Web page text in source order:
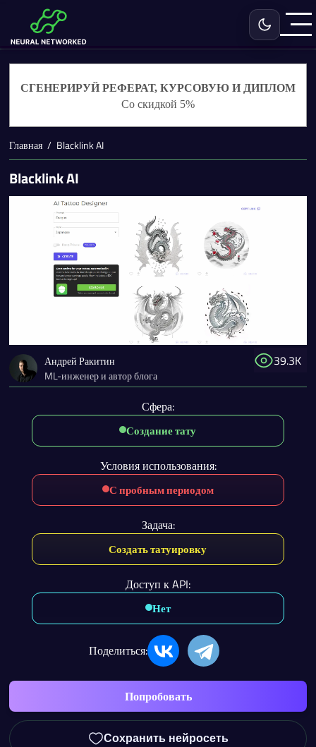
Включить
СГЕНЕРИРУЙ РЕФЕРАТ, КУРСОВУЮ И ДИПЛОМ
Со скидкой 5%
Главная Blacklink AI
Blacklink AI
39.3K
Андрей Ракитин
ML-инженер и автор блога
Сфера:
Создание тату
Условия использования:
С пробным периодом
Задача:
Создать татуировку
Доступ к API:
Нет
Поделиться:
Попробовать
Сохранить нейросеть